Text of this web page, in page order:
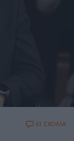
61 ΣΧΟΛΙΑ